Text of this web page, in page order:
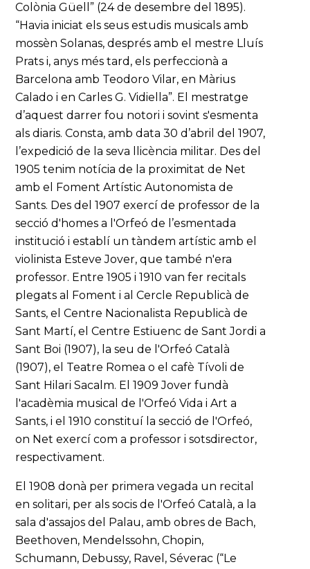
Colònia Güell” (24 de desembre del 1895).
“Havia iniciat els seus estudis musicals amb
mossèn Solanas, després amb el mestre Lluís
Prats i, anys més tard, els perfeccionà a
Barcelona amb Teodoro Vilar, en Màrius
Calado i en Carles G. Vidiella”. El mestratge
d’aquest darrer fou notori i sovint s'esmenta
als diaris. Consta, amb data 30 d’abril del 1907,
l’expedició de la seva llicència militar. Des del
1905 tenim notícia de la proximitat de Net
amb el Foment Artístic Autonomista de
Sants. Des del 1907 exercí de professor de la
secció d'homes a l'Orfeó de l’esmentada
institució i establí un tàndem artístic amb el
violinista Esteve Jover, que també n'era
professor. Entre 1905 i 1910 van fer recitals
plegats al Foment i al Cercle Republicà de
Sants, el Centre Nacionalista Republicà de
Sant Martí, el Centre Estiuenc de Sant Jordi a
Sant Boi (1907), la seu de l'Orfeó Català
(1907), el Teatre Romea o el cafè Tívoli de
Sant Hilari Sacalm. El 1909 Jover fundà
l'acadèmia musical de l'Orfeó Vida i Art a
Sants, i el 1910 constituí la secció de l'Orfeó,
on Net exercí com a professor i sotsdirector,
respectivament.
El 1908 donà per primera vegada un recital
en solitari, per als socis de l'Orfeó Català, a la
sala d'assajos del Palau, amb obres de Bach,
Beethoven, Mendelssohn, Chopin,
Schumann, Debussy, Ravel, Séverac (“Le